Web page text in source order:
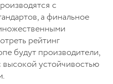
с
а финальное
рейтинг
будут производители,
высокой устойчивостью